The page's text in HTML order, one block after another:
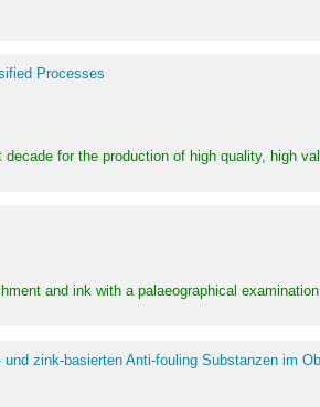
Processes
for the production of high quality, high
and ink with a palaeographical
zink-basierten Anti-fouling Substanzen im